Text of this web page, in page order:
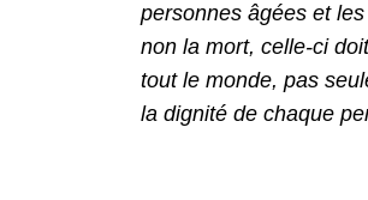
personnes âgées et
non la mort, celle-ci
tout le monde, pas
la dignité de chaque